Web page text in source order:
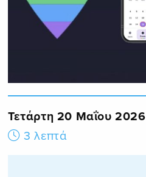
Τετάρτη 20 Μαΐου 2026
3 λεπτά